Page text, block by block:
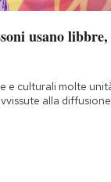
usano
e culturali molte
alla